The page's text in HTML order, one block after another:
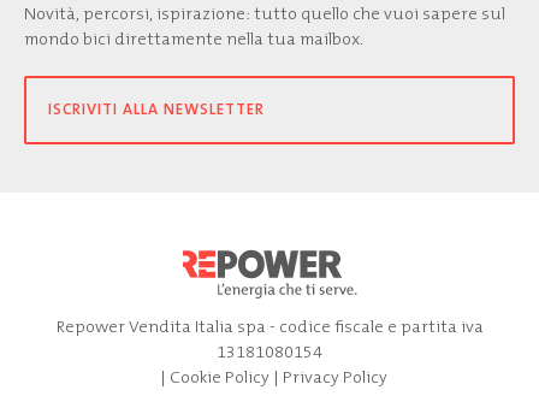
Novità, percorsi, ispirazione: tutto quello che vuoi sapere sul
mondo bici direttamente nella tua mailbox.
ISCRIVITI ALLA NEWSLETTER
Repower Vendita Italia spa - codice fiscale e partita iva
13181080154
| Cookie Policy| Privacy Policy